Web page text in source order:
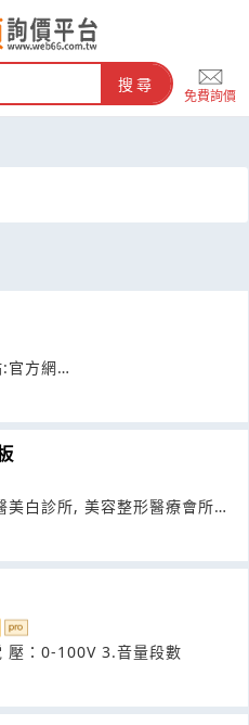
搜尋
免費詢價
官方網
壓：0-100V 3.音量段數